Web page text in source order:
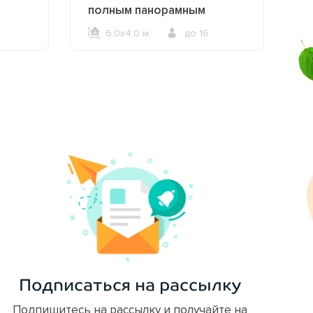
полным панорамным
остеклением 2612
6,0х4,0 м. до 16
Подписаться на рассылку
Подпишитесь на рассылку и получайте на